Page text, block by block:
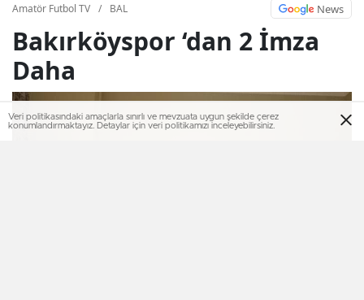
Amatör Futbol TV / BAL News
Bakırköyspor ‘dan 2 İmza
Daha
Veri politikasındaki amaçlarla sınırlı ve mevzuata uygun şekilde çerez
konumlandırmaktayız. Detaylar için veri politikamızı inceleyebilirsiniz.